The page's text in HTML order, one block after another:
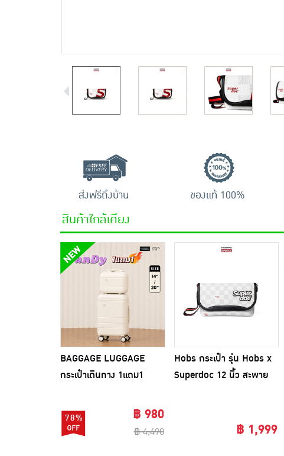
ส่งฟรีถึงบ้าน ของแท้ 100%
สินค้าใกล้เคียง
BAGGAGE LUGGAGE
กระเป๋าเดินทาง 1แถม1
78% ฿ 980
฿ 4,490
Hobs กระเป๋า รุ่น Hobs x
Superdoc 12 นิ้ว สะพาย
฿ 1,999